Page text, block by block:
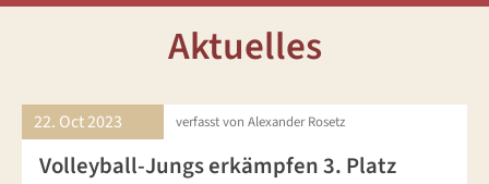
Aktuelles
22. Oct2023 verfasst von Alexander Rosetz
Volleyball-Jungs erkämpfen 3. Platz